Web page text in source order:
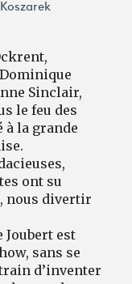
Sinclair,
le feu des
la grande
ont su
nous divertir
Joubert est
sans se
d’inventer